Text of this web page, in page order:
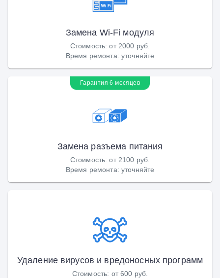
Замена Wi-Fi модуля
Стоимость:от 2000 руб.
Время ремонта: уточняйте
Гарантия 6 месяцев
Замена разъема питания
Стоимость:от 2100 руб.
Время ремонта: уточняйте
Удаление вирусов и вредоносных программ
Стоимость: от 600 руб.